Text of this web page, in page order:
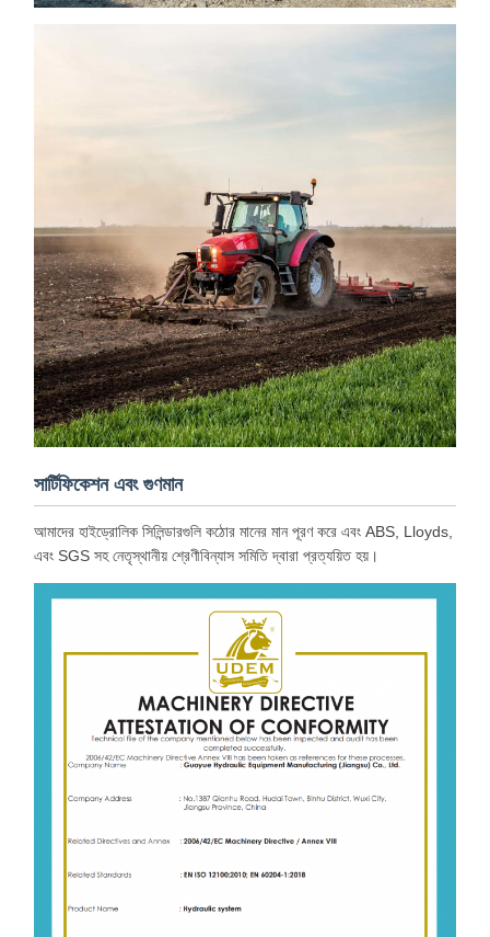
সার্টিফিকেশন এবং গুণমান
আমাদের হাইড্রোলিক সিলিন্ডারগুলি কঠোর মানের মান পূরণ করে এবং ABS, Lloyds,
এবং SGS সহ নেতৃস্থানীয় শ্রেণীবিন্যাস সমিতি দ্বারা প্রত্যয়িত হয়।